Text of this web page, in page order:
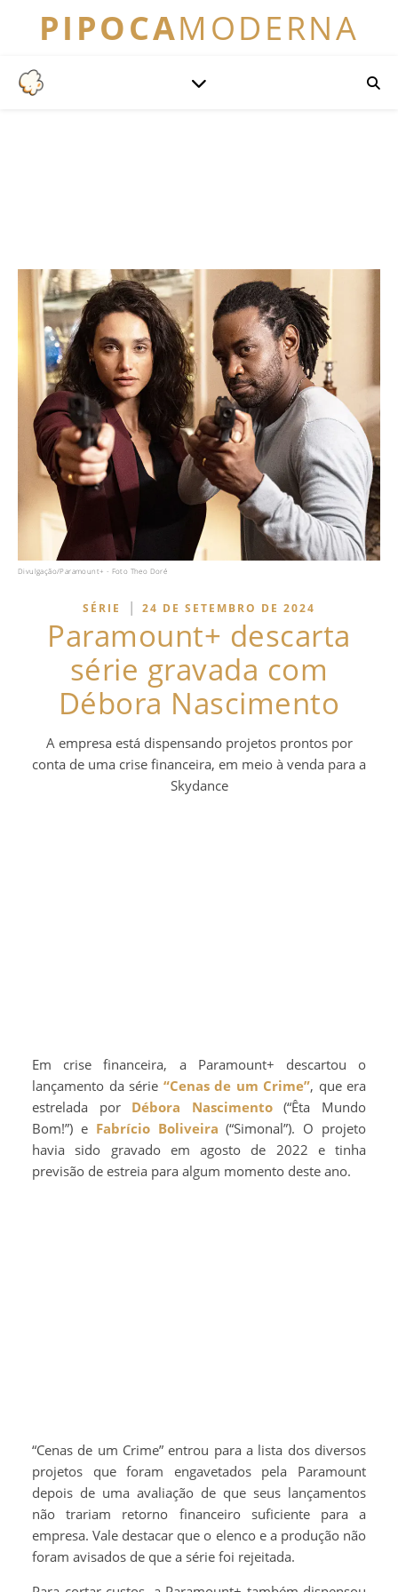
PIPOCAMODERNA
Divulgação/Paramount+ - Foto Theo Doré
SÉRIE | 24 DE SETEMBRO DE 2024
Paramount+ descarta
série gravada com
Débora Nascimento
A empresa está dispensando projetos prontos por
conta de uma crise financeira, em meio à venda para a
Skydance
Em crise financeira, a Paramount+ descartou o
lançamento da série “Cenas de um Crime”, que era
estrelada por Débora Nascimento(“Êta Mundo
Bom!”) e Fabrício Boliveira (“Simonal”). O projeto
havia sido gravado em agosto de 2022 e tinha
previsão de estreia para algum momento deste ano.
“Cenas de um Crime” entrou para a lista dos diversos
projetos que foram engavetados pela Paramount
depois de uma avaliação de que seus lançamentos
não trariam retorno financeiro suficiente para a
empresa. Vale destacar que o elenco e a produção não
foram avisados de que a série foi rejeitada.